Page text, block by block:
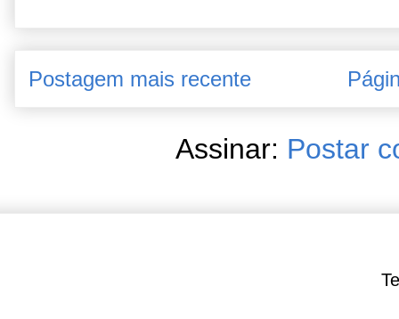
Postagem mais recente
Assinar: Postar